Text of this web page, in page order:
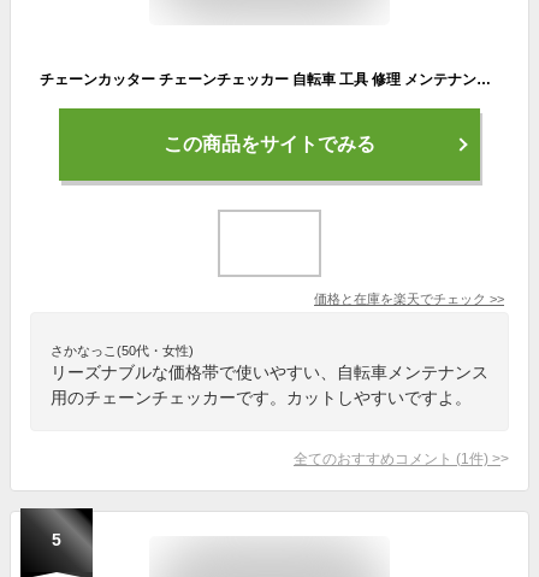
チェーンカッター チェーンチェッカー 自転車 工具 修理 メンテナンス ツール 送料無料
この商品をサイトでみる
価格と在庫を楽天でチェック >>
さかなっこ(50代・女性)
リーズナブルな価格帯で使いやすい、自転車メンテナンス
用のチェーンチェッカーです。カットしやすいですよ。
全てのおすすめコメント (1 件) >
5